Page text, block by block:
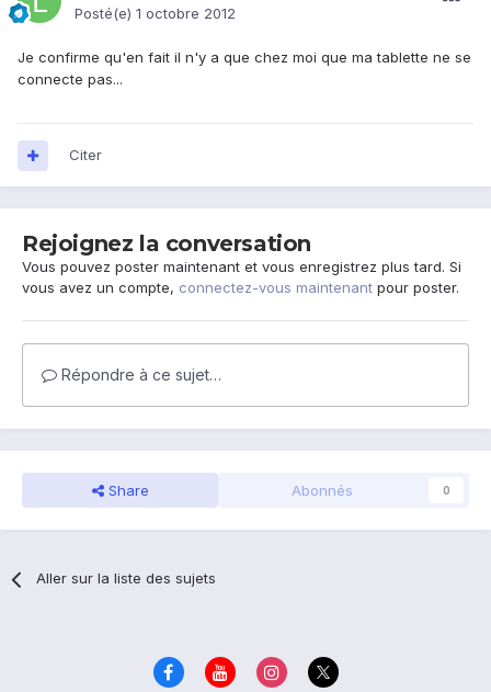
Posté(e) 1 octobre 2012
Je confirme qu'en fait il n'y a que chez moi que ma tablette ne se
connecte pas...
Citer
Rejoignez la conversation
Vous pouvez poster maintenant et vous enregistrez plus tard. Si
vous avez un compte, connectez-vous maintenant pour poster.
Répondre à ce sujet…
Share Abonnés 0
Aller sur la liste des sujets